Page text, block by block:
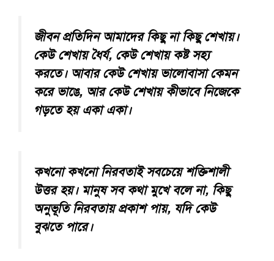
জীবন প্রতিদিন আমাদের কিছু না কিছু শেখায়।
কেউ শেখায় ধৈর্য, কেউ শেখায় কষ্ট সহ্য
করতে। আবার কেউ শেখায় ভালোবাসা কেমন
করে ভাঙে, আর কেউ শেখায় কীভাবে নিজেকে
গড়তে হয় একা একা।
কখনো কখনো নিরবতাই সবচেয়ে শক্তিশালী
উত্তর হয়। মানুষ সব কথা মুখে বলে না, কিছু
অনুভূতি নিরবতায় প্রকাশ পায়, যদি কেউ
বুঝতে পারে।